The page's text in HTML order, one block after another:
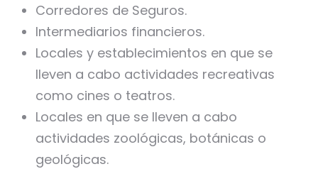
Corredores de Seguros.
Intermediarios financieros.
Locales y establecimientos en que se
lleven a cabo actividades recreativas
como cines o teatros.
Locales en que se lleven a cabo
actividades zoológicas, botánicas o
geológicas.